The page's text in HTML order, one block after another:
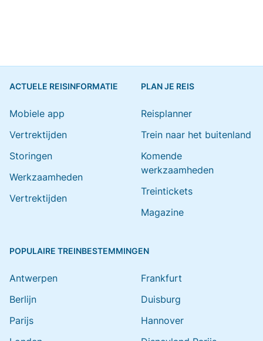
ACTUELE REISINFORMATIE
Mobiele app
Vertrektijden
Storingen
Werkzaamheden
Vertrektijden
PLAN JE REIS
Reisplanner
Trein naar het buitenland
Komende
werkzaamheden
Treintickets
Magazine
POPULAIRE TREINBESTEMMINGEN
Antwerpen
Berlijn
Parijs
Frankfurt
Duisburg
Hannover